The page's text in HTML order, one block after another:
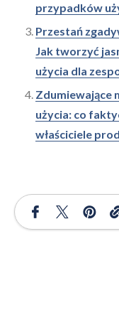
przypadków
Przestań
Jak tworzyć
użycia dla
Zdumiewające
użycia: co
właściciele